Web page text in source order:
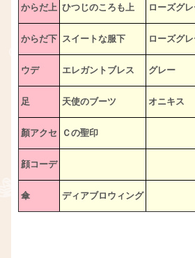
からだ上 ひつじのころも上 ローズグ
からだ下 スイートな服下 ローズグ
ウデ エレガントブレス グレー
足 天使のブーツ オニキス
顏アクセ Ｃの聖印
顔コーデ
傘 ディアブロウィング